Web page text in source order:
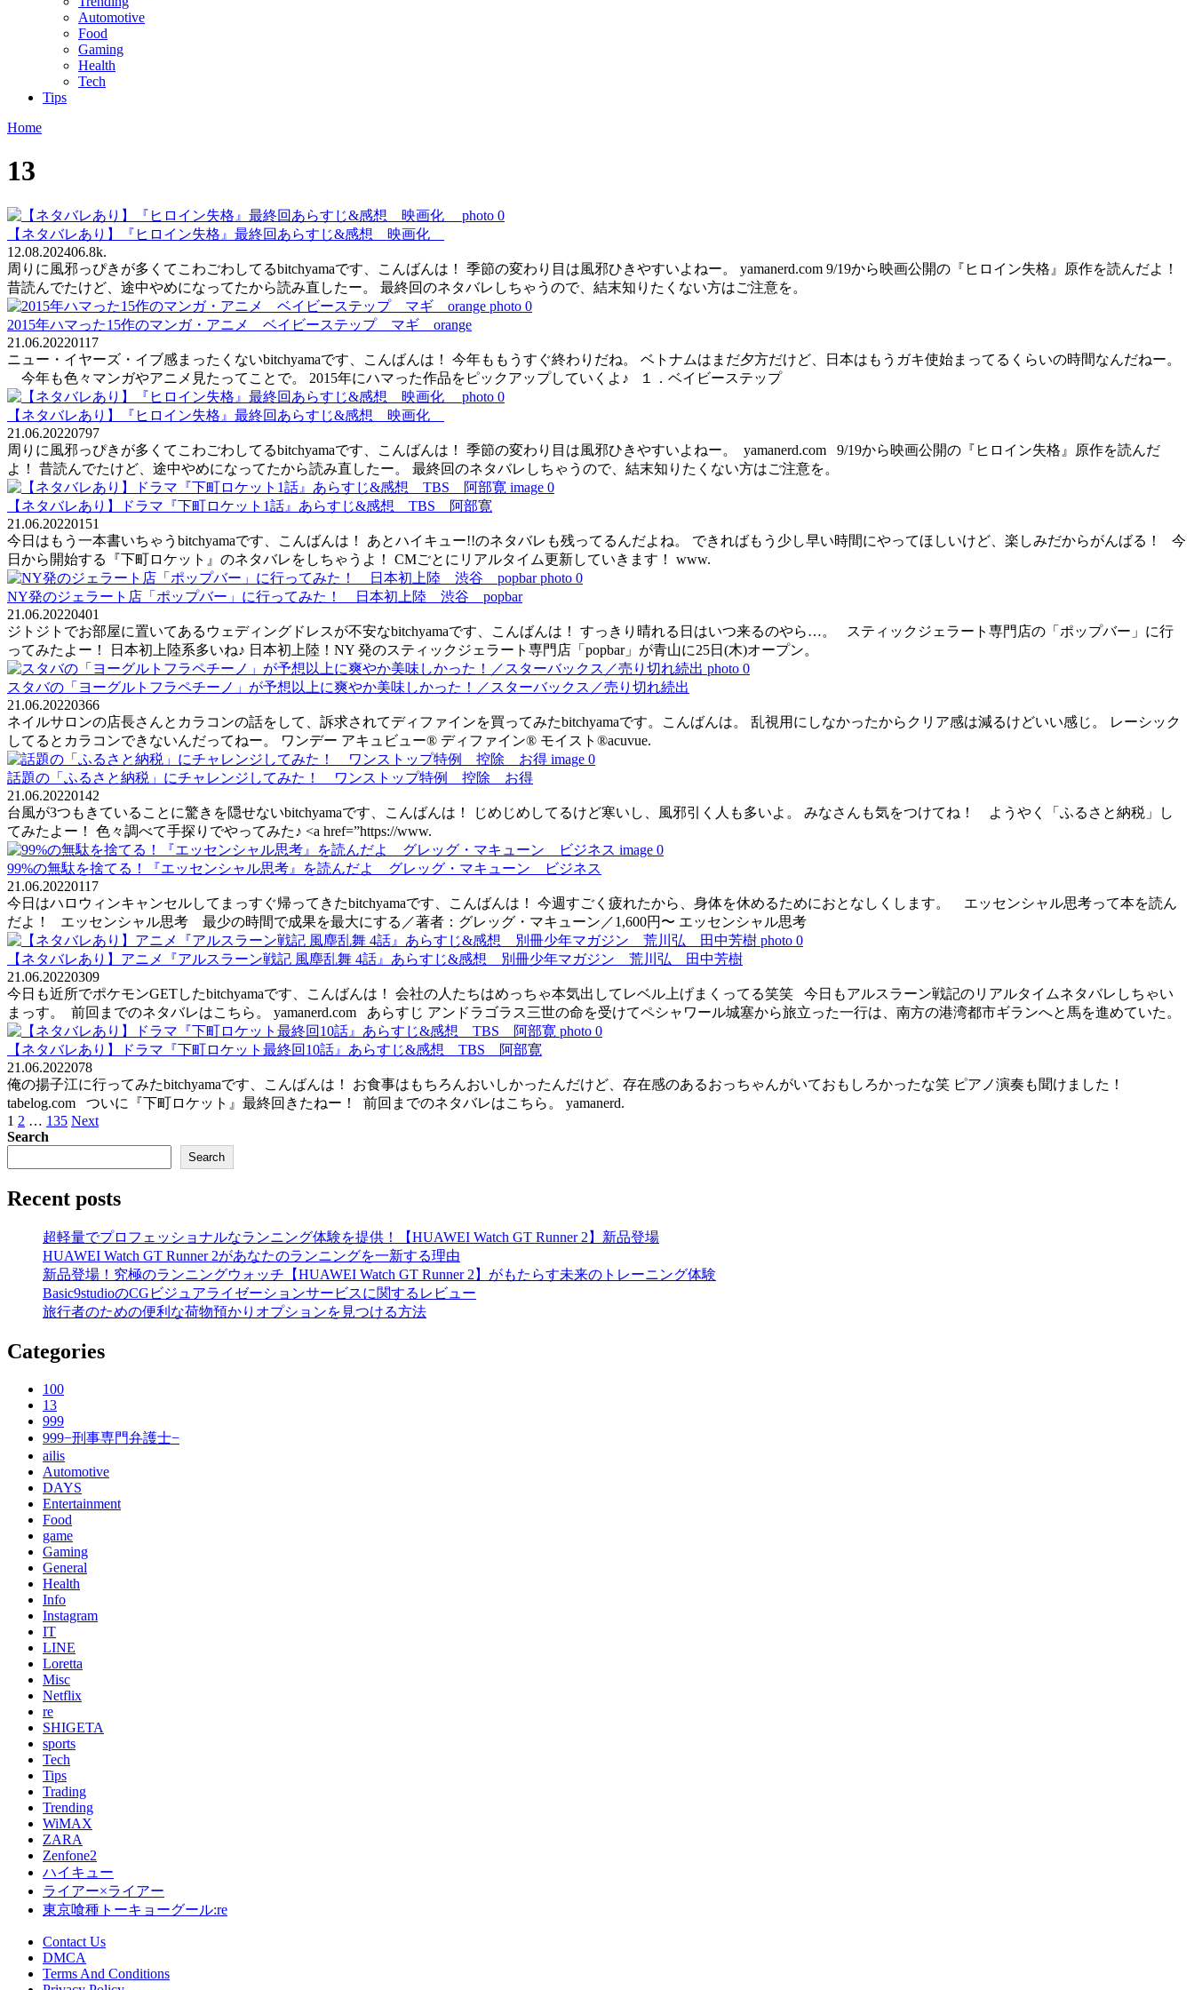
Automotive
Food
Gaming
Health
Tech
Tips
Home
13
【ネタバレあり】『ヒロイン失格』最終回あらすじ&感想 映画化
12.08.202406.8k.
周りに風邪っぴきが多くてこわごわしてるbitchyamaです、こんばんは！ 季節の変わり目は風邪ひきやすいよねー。 yamanerd.com 9/19から映画公開の『ヒロイン失格』原作を読んだよ！
昔読んでたけど、途中やめになってたから読み直したー。 最終回のネタバレしちゃうので、結末知りたくない方はご注意を。
2015年ハマった15作のマンガ・アニメ ベイビーステップ マギ orange
21.06.20220117
ニュー・イヤーズ・イブ感まったくないbitchyamaです、こんばんは！ 今年ももうすぐ終わりだね。 ベトナムはまだ夕方だけど、日本はもうガキ使始まってるくらいの時間なんだねー。
今年も色々マンガやアニメ見たってことで。 2015年にハマった作品をピックアップしていくよ♪ １．ベイビーステップ
【ネタバレあり】『ヒロイン失格』最終回あらすじ&感想 映画化
21.06.20220797
周りに風邪っぴきが多くてこわごわしてるbitchyamaです、こんばんは！ 季節の変わり目は風邪ひきやすいよねー。 yamanerd.com 9/19から映画公開の『ヒロイン失格』原作を読んだ
よ！ 昔読んでたけど、途中やめになってたから読み直したー。 最終回のネタバレしちゃうので、結末知りたくない方はご注意を。
【ネタバレあり】ドラマ『下町ロケット1話』あらすじ&感想 TBS 阿部寛
21.06.20220151
今日はもう一本書いちゃうbitchyamaです、こんばんは！ あとハイキュー!!のネタバレも残ってるんだよね。 できればもう少し早い時間にやってほしいけど、楽しみだからがんばる！ 今
日から開始する『下町ロケット』のネタバレをしちゃうよ！ CMごとにリアルタイム更新していきます！ www.
NY発のジェラート店「ポップバー」に行ってみた！ 日本初上陸 渋谷 popbar
21.06.20220401
ジトジトでお部屋に置いてあるウェディングドレスが不安なbitchyamaです、こんばんは！ すっきり晴れる日はいつ来るのやら…。 スティックジェラート専門店の「ポップバー」に行
ってみたよー！ 日本初上陸系多いね♪ 日本初上陸！NY 発のスティックジェラート専門店「popbar」が青山に25日(木)オープン。
スタバの「ヨーグルトフラペチーノ」が予想以上に爽やか美味しかった！／スターバックス／売り切れ続出
21.06.20220366
ネイルサロンの店長さんとカラコンの話をして、訴求されてディファインを買ってみたbitchyamaです。こんばんは。 乱視用にしなかったからクリア感は減るけどいい感じ。 レーシック
してるとカラコンできないんだってねー。 ワンデー アキュビュー® ディファイン® モイスト®acuvue.
話題の「ふるさと納税」にチャレンジしてみた！ ワンストップ特例 控除 お得
21.06.20220142
台風が3つもきていることに驚きを隠せないbitchyamaです、こんばんは！ じめじめしてるけど寒いし、風邪引く人も多いよ。 みなさんも気をつけてね！ ようやく「ふるさと納税」し
てみたよー！ 色々調べて手探りでやってみた♪ <a href=”https://www.
99%の無駄を捨てる！『エッセンシャル思考』を読んだよ グレッグ・マキューン ビジネス
21.06.20220117
今日はハロウィンキャンセルしてまっすぐ帰ってきたbitchyamaです、こんばんは！ 今週すごく疲れたから、身体を休めるためにおとなしくします。 エッセンシャル思考って本を読ん
だよ！ エッセンシャル思考 最少の時間で成果を最大にする／著者：グレッグ・マキューン／1,600円〜 エッセンシャル思考
【ネタバレあり】アニメ『アルスラーン戦記 風塵乱舞 4話』あらすじ&感想 別冊少年マガジン 荒川弘 田中芳樹
21.06.20220309
今日も近所でポケモンGETしたbitchyamaです、こんばんは！ 会社の人たちはめっちゃ本気出してレベル上げまくってる笑笑 今日もアルスラーン戦記のリアルタイムネタバレしちゃい
まっす。 前回までのネタバレはこちら。 yamanerd.com あらすじ アンドラゴラス三世の命を受けてペシャワール城塞から旅立った一行は、南方の港湾都市ギランへと馬を進めていた。
【ネタバレあり】ドラマ『下町ロケット最終回10話』あらすじ&感想 TBS 阿部寛
21.06.2022078
俺の揚子江に行ってみたbitchyamaです、こんばんは！ お食事はもちろんおいしかったんだけど、存在感のあるおっちゃんがいておもしろかったな笑 ピアノ演奏も聞けました！
tabelog.com ついに『下町ロケット』最終回きたねー！ 前回までのネタバレはこちら。 yamanerd.
Posts
pagination
1 2 … 135 Next
Search
Search
Recent posts
超軽量でプロフェッショナルなランニング体験を提供！【HUAWEI Watch GT Runner 2】新品登場
HUAWEI Watch GT Runner 2があなたのランニングを一新する理由
新品登場！究極のランニングウォッチ【HUAWEI Watch GT Runner 2】がもたらす未来のトレーニング体験
Basic9studioのCGビジュアライゼーションサービスに関するレビュー
旅行者のための便利な荷物預かりオプションを見つける方法
Categories
100
13
999
999−刑事専門弁護士−
ailis
Automotive
DAYS
Entertainment
Food
game
Gaming
General
Health
Info
Instagram
IT
LINE
Loretta
Misc
Netflix
re
SHIGETA
sports
Tech
Tips
Trading
Trending
WiMAX
ZARA
Zenfone2
ハイキュー
ライアー×ライアー
東京喰種トーキョーグール:re
Contact Us
DMCA
Terms And Conditions